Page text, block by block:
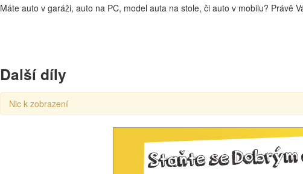
00:00
Máte auto v garáži, auto na PC, model auta na stole, či auto v mobilu? Právě
Další díly
Nic k zobrazení